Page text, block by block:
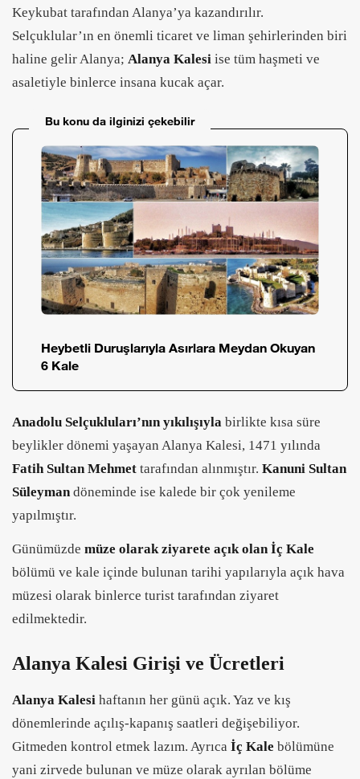
Keykubat tarafından Alanya’ya kazandırılır.
Selçuklular’ın en önemli ticaret ve liman şehirlerinden biri
haline gelir Alanya; Alanya Kalesi ise tüm haşmeti ve
asaletiyle binlerce insana kucak açar.
Bu konu da ilginizi çekebilir
Heybetli Duruşlarıyla Asırlara Meydan Okuyan
6 Kale
Anadolu Selçukluları’nın yıkılışıyla birlikte kısa süre
beylikler dönemi yaşayan Alanya Kalesi, 1471 yılında
Fatih Sultan Mehmet tarafından alınmıştır. Kanuni Sultan
Süleymandöneminde ise kalede bir çok yenileme
yapılmıştır.
Günümüzde müze olarak ziyarete açık olan İç Kale
bölümü ve kale içinde bulunan tarihi yapılarıyla açık hava
müzesi olarak binlerce turist tarafından ziyaret
edilmektedir.
Alanya Kalesi Girişi ve Ücretleri
Alanya Kalesi haftanın her günü açık. Yaz ve kış
dönemlerinde açılış-kapanış saatleri değişebiliyor.
Gitmeden kontrol etmek lazım. Ayrıca İç Kale bölümüne
yani zirvede bulunan ve müze olarak ayrılan bölüme